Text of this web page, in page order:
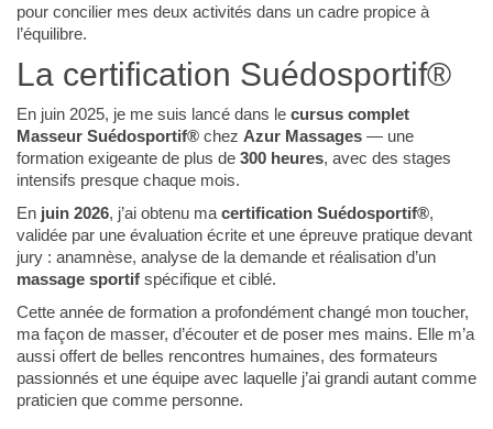
pour concilier mes deux activités dans un cadre propice à
l’équilibre.
La certification Suédosportif®
En juin 2025, je me suis lancé dans le cursus complet
Masseur Suédosportif® chez Azur Massages — une
formation exigeante de plus de 300 heures, avec des stages
intensifs presque chaque mois.
En juin 2026, j’ai obtenu ma certification Suédosportif®,
validée par une évaluation écrite et une épreuve pratique devant
jury : anamnèse, analyse de la demande et réalisation d’un
massage sportif spécifique et ciblé.
Cette année de formation a profondément changé mon toucher,
ma façon de masser, d’écouter et de poser mes mains. Elle m’a
aussi offert de belles rencontres humaines, des formateurs
passionnés et une équipe avec laquelle j’ai grandi autant comme
praticien que comme personne.